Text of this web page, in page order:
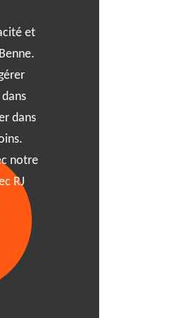
et
dans
notre
RJ